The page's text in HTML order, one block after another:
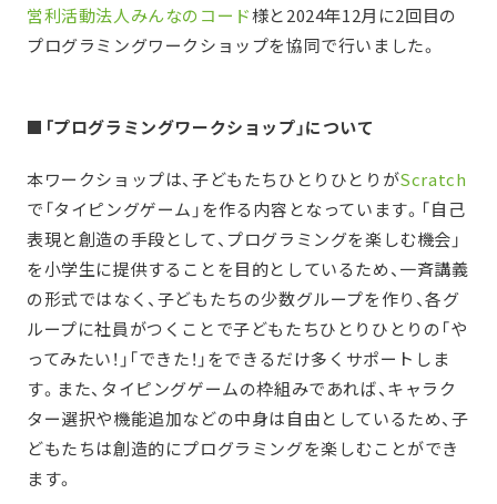
営利活動法人みんなのコード様と2024年12月に2回目の
プログラミングワークショップを協同で行いました。
■「プログラミングワークショップ」について
本ワークショップは、子どもたちひとりひとりがScratch
で「タイピングゲーム」を作る内容となっています。「自己
表現と創造の手段として、プログラミングを楽しむ機会」
を小学生に提供することを目的としているため、一斉講義
の形式ではなく、子どもたちの少数グループを作り、各グ
ループに社員がつくことで子どもたちひとりひとりの「や
ってみたい！」「できた！」をできるだけ多くサポートしま
す。また、タイピングゲームの枠組みであれば、キャラク
ター選択や機能追加などの中身は自由としているため、子
どもたちは創造的にプログラミングを楽しむことができ
ます。